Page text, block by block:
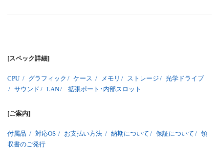
[スペック詳細]
CPU / グラフィック / ケース / メモリ / ストレージ / 光学ドライブ
/ サウンド / LAN/ 拡張ポート･内部スロット
[ご案内]
付属品 / 対応OS / お支払い方法 / 納期について / 保証について / 領
収書のご発行